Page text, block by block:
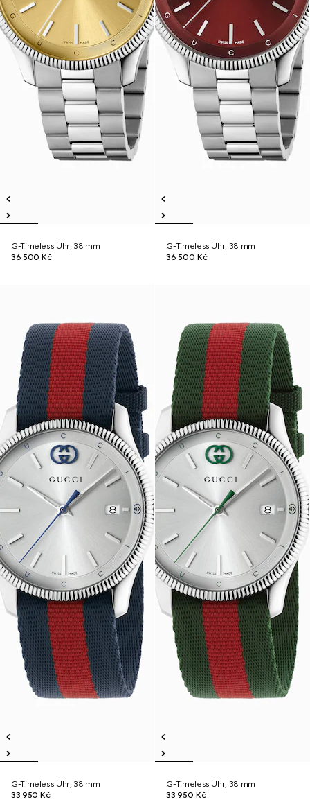
G-Timeless Uhr, 38 mm
36 500 Kč
G-Timeless Uhr, 38 mm
36 500 Kč
G-Timeless Uhr, 38 mm
33 950 Kč
G-Timeless Uhr, 38 mm
33 950 Kč